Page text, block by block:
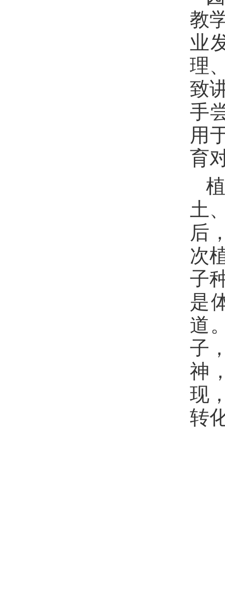
教
业
理
致
手
用
育
土
后
次
子
是
道
子
神
现
转